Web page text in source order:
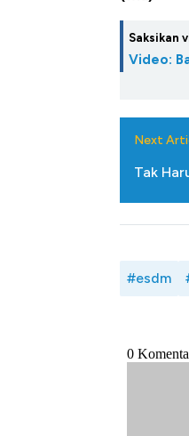
Saksikan
Video:
Next
Tak
#esdm